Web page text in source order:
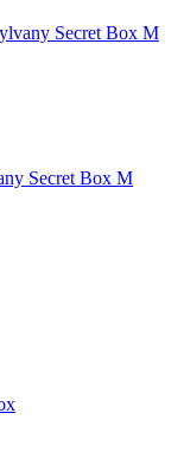
Secret Box M
Secret Box M